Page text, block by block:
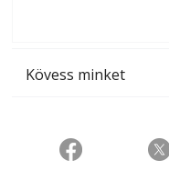
Kövess minket